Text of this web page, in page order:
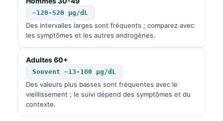
~120-520 µg/dL
Des intervalles larges sont fréquents ; comparez avec
les symptômes et les autres androgènes.
Adultes 60+
Souvent ~13-180 µg/dL
Des valeurs plus basses sont fréquentes avec le
vieillissement ; le suivi dépend des symptômes et du
contexte.